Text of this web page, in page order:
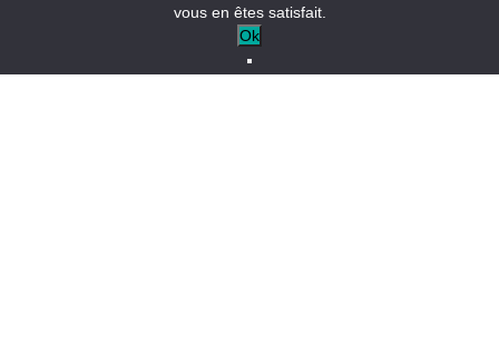
Laissez-vous vous entraîner à la découverte physique et
virtuelle de ce moulin. L’application téléchargeable
gratuitement ravira les enfants avec ses jeux interactifs et les
vous en êtes satisfait.
Ok